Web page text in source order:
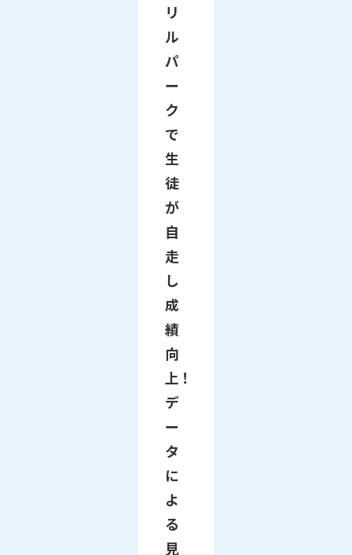
リ
ル
パ
ー
ク
で
生
徒
が
自
走
し
成
績
向
上！
デ
ー
タ
に
よ
る
見